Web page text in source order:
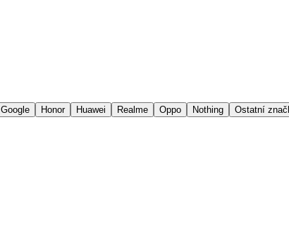
Google Honor Huawei Realme Oppo Nothing Ostatní